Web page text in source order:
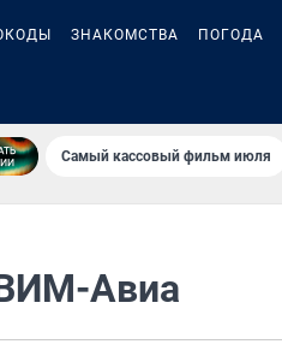
ЗНАКОМСТВА ПОГОДА
Самый кассовый фильм июля
ВИМ-Авиа